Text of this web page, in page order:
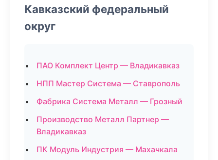
Кавказский федеральный
округ
ПАО Комплект Центр — Владикавказ
НПП Мастер Система — Ставрополь
Фабрика Система Металл — Грозный
Производство Металл Партнер —
Владикавказ
ПК Модуль Индустрия — Махачкала